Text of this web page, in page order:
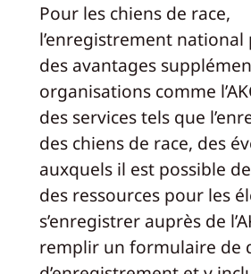
Pour les chiens de race,
l’enregistrement
des avantages
organisations comme
des services tels que
des chiens de race, des
auxquels il est possible
des ressources pour les
s’enregistrer auprès de
remplir un formulaire de